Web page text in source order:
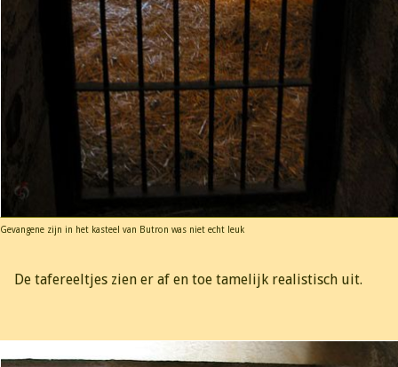
Gevangene zijn in het kasteel van Butron was niet echt leuk
De tafereeltjes zien er af en toe tamelijk realistisch uit.